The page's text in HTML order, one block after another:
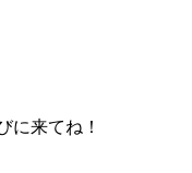
に来てね！